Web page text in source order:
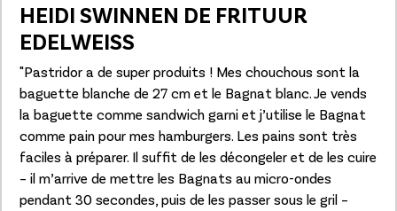
HEIDI SWINNEN DE FRITUUR
EDELWEISS
"Pastridor a de super produits ! Mes chouchous sont la
baguette blanche de 27 cm et le Bagnat blanc. Je vends
la baguette comme sandwich garni et j’utilise le Bagnat
comme pain pour mes hamburgers. Les pains sont très
faciles à préparer. Il suffit de les décongeler et de les cuire
– il m’arrive de mettre les Bagnats au micro-ondes
pendant 30 secondes, puis de les passer sous le gril –